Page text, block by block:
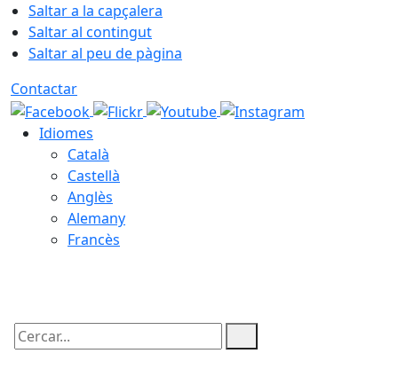
Saltar a la capçalera
Saltar al contingut
Saltar al peu de pàgina
Contactar
Idiomes
Català
Castellà
Anglès
Alemany
Francès
Cercar: